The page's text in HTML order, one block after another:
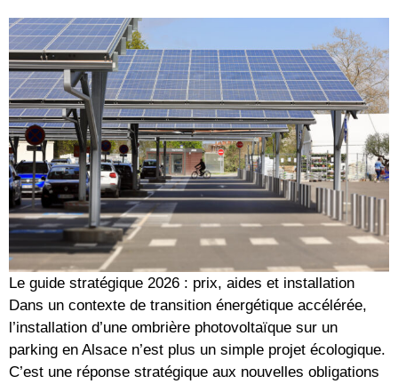
Le guide stratégique 2026 : prix, aides et installation
Dans un contexte de transition énergétique accélérée,
l’installation d’une ombrière photovoltaïque sur un
parking en Alsace n’est plus un simple projet écologique.
C’est une réponse stratégique aux nouvelles obligations